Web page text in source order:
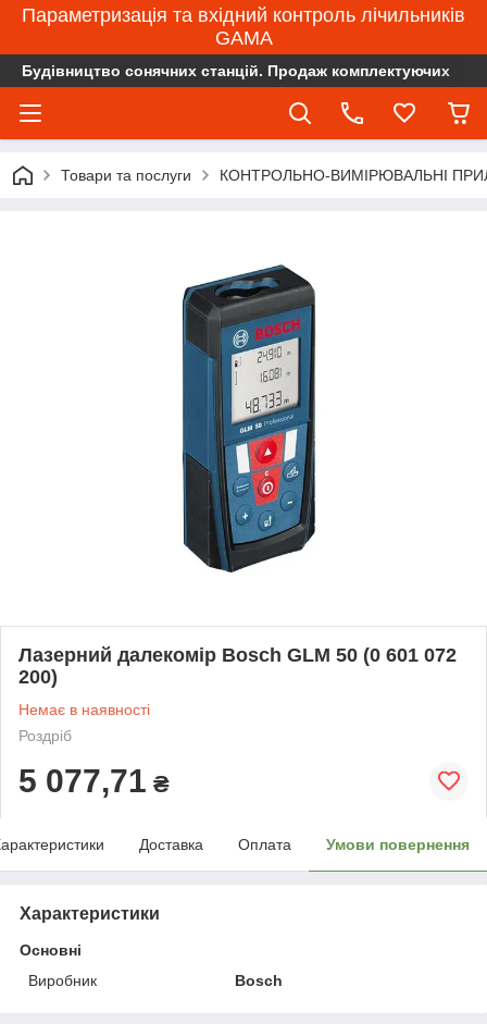
Параметризація та вхідний контроль лічильників
GAMA
Будівництво сонячних станцій. Продаж комплектуючих
Товари та послуги КОНТРОЛЬНО-ВИМІРЮВАЛЬНІ
Лазерний далекомір Bosch GLM 50 (0 601 072
200)
Немає в наявності
Роздріб
5 077,71 ₴
Доставка Оплата Умови повернення
Характеристики
Основні
Виробник
Bosch